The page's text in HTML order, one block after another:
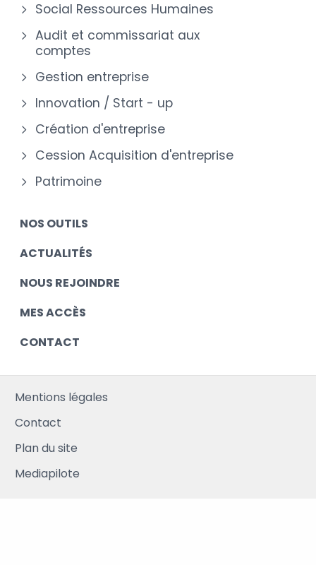
Social Ressources Humaines
Audit et commissariat aux
comptes
Gestion entreprise
Innovation / Start - up
Création d'entreprise
Cession Acquisition d'entreprise
Patrimoine
NOS OUTILS
ACTUALITÉS
NOUS REJOINDRE
MES ACCÈS
CONTACT
Mentions légales
Contact
Plan du site
Mediapilote